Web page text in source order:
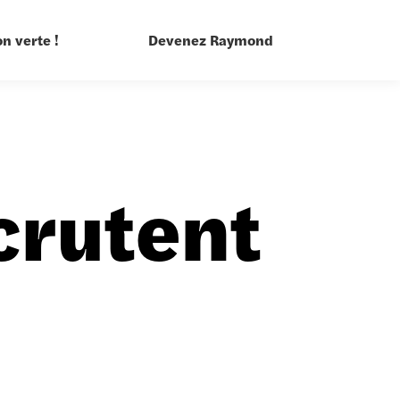
verte ! Devenez Raymond